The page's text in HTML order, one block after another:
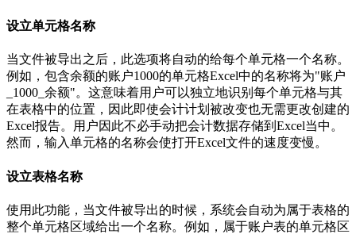
设立单元格名称
当文件被导出之后，此选项将自动的给每个单元格一个名称。
例如，包含余额的账户1000的单元格Excel中的名称将为"账户
_1000_余额"。这意味着用户可以独立地识别每个单元格与其
在表格中的位置，因此即使会计计划被改变也无需更改创建的
Excel报告。用户因此不必手动把会计数据存储到Excel当中。
然而，输入单元格的名称会使打开Excel文件的速度变慢。
设立表格名称
使用此功能，当文件被导出的时候，系统会自动为属于表格的
整个单元格区域给出一个名称。例如，属于账户表的单元格区